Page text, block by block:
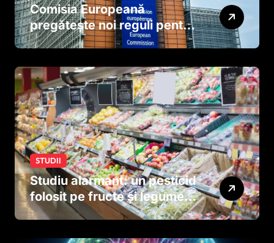
Comisia Europeană
pregătește noi reguli pentru
tutun și țigările electronice
STUDII
Studiu alarmant: un pesticid
folosit pe fructe și legume
ar putea afecta dezvoltarea